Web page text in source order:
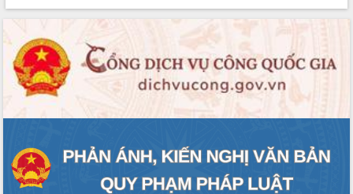
phát triển mới
mặt Đoàn chuyên gia y tế TP. Hồ Chí
Minh
Lễ truy điệu và an táng hài cốt liệt sĩ
tại Nghĩa trang Liệt sĩ xã Sơn Hòa
Bàn giải pháp tháo gỡ khó khăn trong
định EUDR
Thứ trưởng Bộ Nông nghiệp và Môi
trường Nguyễn Hoàng Hiệp khảo sát